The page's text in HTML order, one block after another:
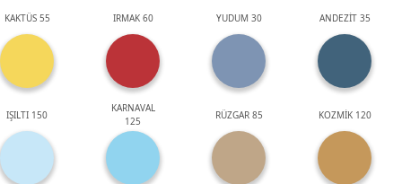
KAKTÜS 55 IRMAK 60 YUDUM 30 ANDEZİT 35
IŞILTI 150
KARNAVAL
125
RÜZGAR 85 KOZMİK 120